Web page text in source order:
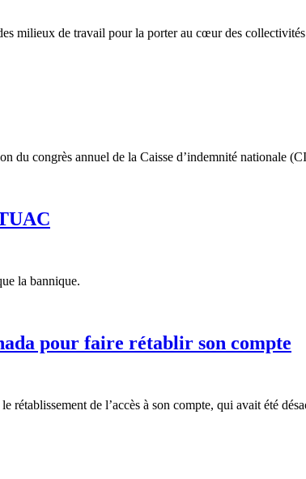
milieux de travail pour la porter au cœur des
du congrès annuel de la Caisse d’indemnité nationale
la bannique.
pour faire rétablir son compte
de l’accès à son compte, qui avait été